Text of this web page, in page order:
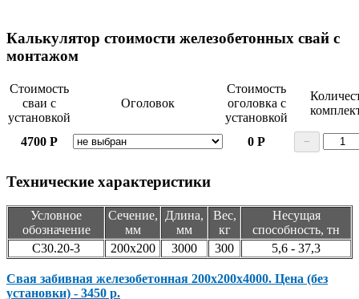
Калькулятор стоимости железобетонных свай с
монтажом
Стоимость
сваи с
установкой
Оголовок
Стоимость
оголовка с
установкой
4700 Р 0 Р −
Технические характеристики
Условное
обозначение
Сечение,
мм
Длина,
мм
Вес,
кг
Несущая
способность, тн
С30.20-3
200х200 3000 300 5,6 - 37,3
Свая забивная железобетонная 200х200х4000. Цена (без
установки) - 3450 р.